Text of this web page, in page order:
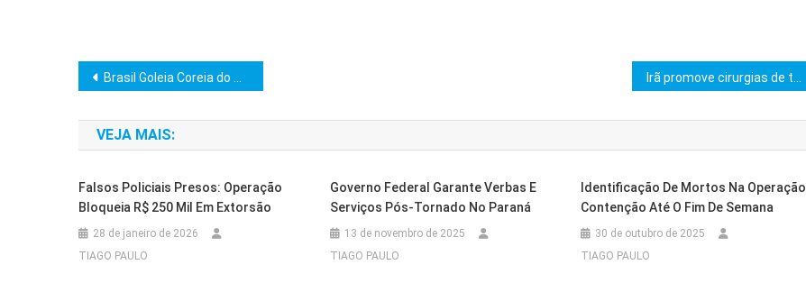
Navegação
de
Post
Brasil Goleia Coreia do Sul por 5 a 0 e Evolui com Ancelotti
VEJA MAIS:
Falsos Policiais Presos: Operação
Bloqueia R$ 250 Mil Em Extorsão
28 de janeiro de 2026
TIAGO PAULO
Governo Federal Garante Verbas E
Serviços Pós-Tornado No Paraná
13 de novembro de 2025
TIAGO PAULO
Identificação De Mortos Na Operação
Contenção Até O Fim De Semana
30 de outubro de 2025
TIAGO PAULO